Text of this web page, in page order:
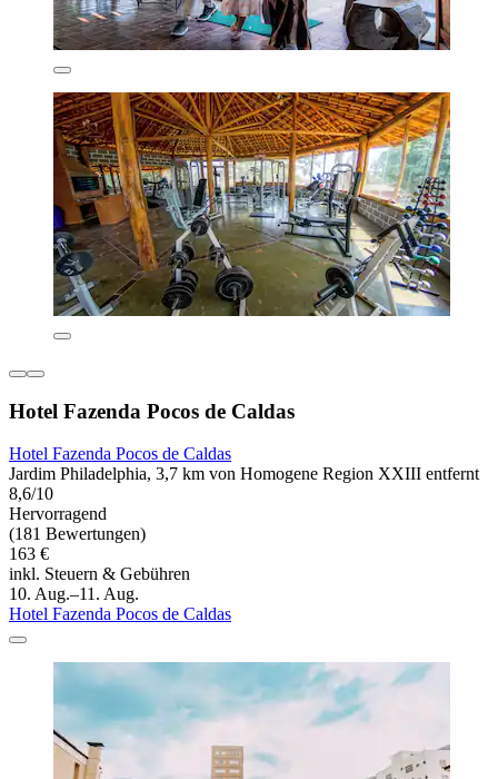
Hotel Fazenda Pocos de Caldas
Hotel Fazenda Pocos de Caldas
Jardim Philadelphia, 3,7 km von Homogene Region XXIII entfernt
8,6/10
Hervorragend
(181 Bewertungen)
163 €
inkl. Steuern & Gebühren
10. Aug.–11. Aug.
Hotel Fazenda Pocos de Caldas